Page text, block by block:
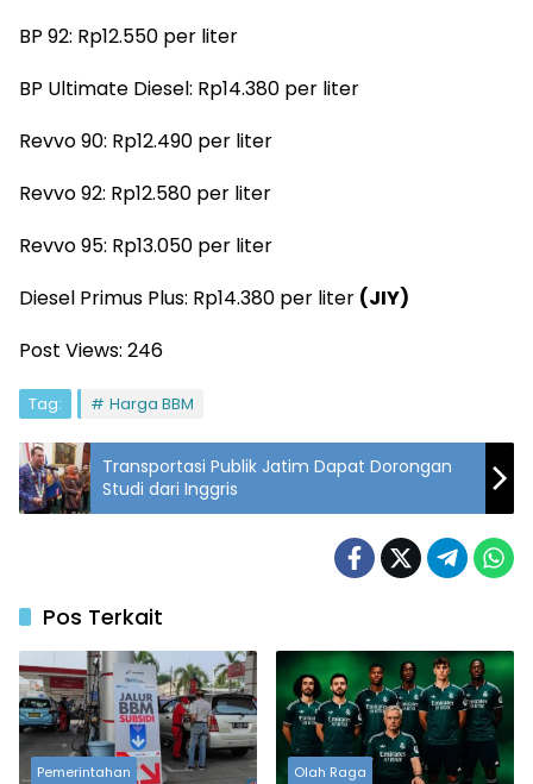
BP 92: Rp12.550 per liter
BP Ultimate Diesel: Rp14.380 per liter
Revvo 90: Rp12.490 per liter
Revvo 92: Rp12.580 per liter
Revvo 95: Rp13.050 per liter
Diesel Primus Plus: Rp14.380 per liter (JIY)
Post Views: 246
Tag: Harga BBM
Transportasi Publik Jatim Dapat Dorongan
Studi dari Inggris
Pos Terkait
Pemerintahan Olah Raga